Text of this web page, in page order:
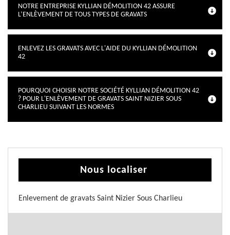
NOTRE ENTREPRISE KYLLIAN DÉMOLITION 42 ASSURE
L’ENLÈVEMENT DE TOUS TYPES DE GRAVATS
ENLEVEZ LES GRAVATS AVEC L'AIDE DU KYLLIAN DÉMOLITION
42
POURQUOI CHOISIR NOTRE SOCIÉTÉ KYLLIAN DÉMOLITION 42
? POUR L'ENLÈVEMENT DE GRAVATS SAINT NIZIER SOUS
CHARLIEU SUIVANT LES NORMES
Nous localiser
Enlevement de gravats Saint Nizier Sous Charlieu